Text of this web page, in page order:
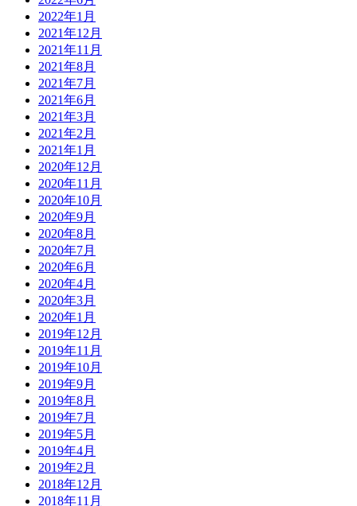
2022年1月
2021年12月
2021年11月
2021年8月
2021年7月
2021年6月
2021年3月
2021年2月
2021年1月
2020年12月
2020年11月
2020年10月
2020年9月
2020年8月
2020年7月
2020年6月
2020年4月
2020年3月
2020年1月
2019年12月
2019年11月
2019年10月
2019年9月
2019年8月
2019年7月
2019年5月
2019年4月
2019年2月
2018年12月
2018年11月